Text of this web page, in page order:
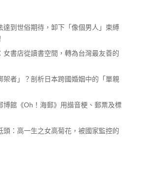
達到世俗期待，卸下「像個男人」束縛
女書店從讀書空間，轉為台灣最友善的
架者」？剖析日本跨國婚姻中的「單親
博館《Oh！海郵》用諧音梗、郵票及標
頭：高一生之女高菊花，被國家監控的